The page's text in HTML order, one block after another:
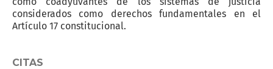
considerados como derechos fundamentales en el
Artículo 17 constitucional.
CITAS